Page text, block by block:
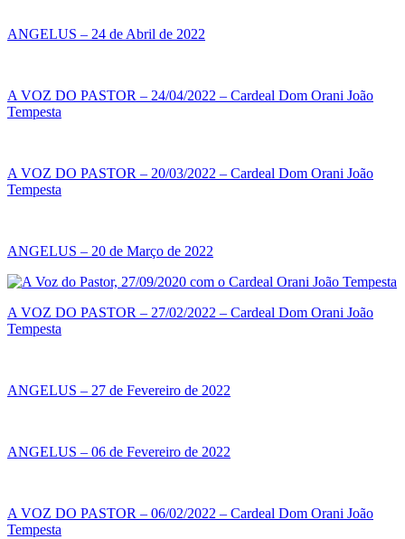
ANGELUS – 24 de Abril de 2022
A VOZ DO PASTOR – 24/04/2022 – Cardeal Dom Orani João
Tempesta
A VOZ DO PASTOR – 20/03/2022 – Cardeal Dom Orani João
Tempesta
ANGELUS – 20 de Março de 2022
A VOZ DO PASTOR – 27/02/2022 – Cardeal Dom Orani João
Tempesta
ANGELUS – 27 de Fevereiro de 2022
ANGELUS – 06 de Fevereiro de 2022
A VOZ DO PASTOR – 06/02/2022 – Cardeal Dom Orani João
Tempesta